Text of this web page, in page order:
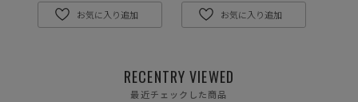
お気に入り追加 お気に入り追加
RECENTRY VIEWED
最近チェックした商品